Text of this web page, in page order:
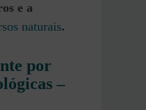
e a
naturais.
por
–